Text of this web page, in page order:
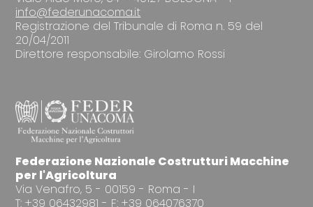
info@federunacoma.it
Registrazione del Tribunale di Roma n. 59 del
20/04/2011
Direttore responsabile: Girolamo Rossi
Federazione Nazionale Costrutturi Macchine
per l'Agricoltura
Via Venafro, 5 - 00159 - Roma - I
T: +39 06432981 - F: +39 064076370